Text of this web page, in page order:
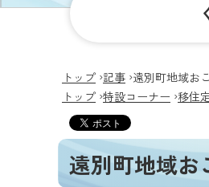
トップ ›記事 ›遠別町地域お
トップ ›特設コーナー ›移住
遠別町地域お